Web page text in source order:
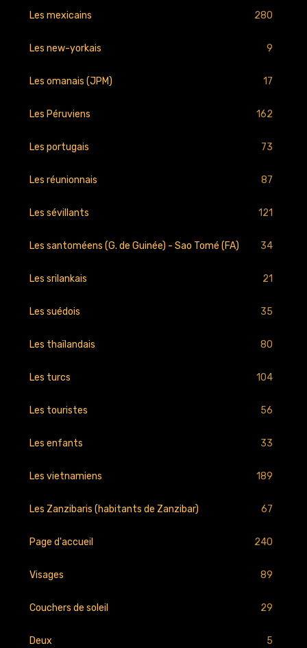
Les mexicains 280
Les new-yorkais 9
Les omanais (JPM) 17
Les Péruviens 162
Les portugais 73
Les réunionnais 87
Les sévillants 121
Les santoméens (G. de Guinée) - Sao Tomé (FA) 34
Les srilankais 21
Les suédois 35
Les thaïlandais 80
Les turcs 104
Les touristes 56
Les enfants 33
Les vietnamiens 189
Les Zanzibaris (habitants de Zanzibar) 67
Page d'accueil 240
Visages 89
Couchers de soleil 29
Deux 5